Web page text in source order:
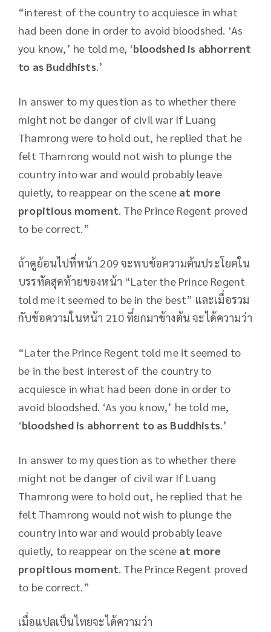
“interest of the country to acquiesce in what
had been done in order to avoid bloodshed. ‘As
you know,’ he told me, ‘bloodshed is abhorrent
to as Buddhists.’
In answer to my question as to whether there
might not be danger of civil war If Luang
Thamrong were to hold out, he replied that he
felt Thamrong would not wish to plunge the
country into war and would probably leave
quietly, to reappear on the scene at more
propitious moment. The Prince Regent proved
to be correct.”
ถ้าดูย้อนไปที่หน้า 209 จะพบข้อความต้นประโยคใน
บรรทัดสุดท้ายของหน้า “Later the Prince Regent
told me it seemed to be in the best” และเมื่อรวม
กับข้อความในหน้า 210 ที่ยกมาข้างต้น จะได้ความว่า
“Later the Prince Regent told me it seemed to
be in the best interest of the country to
acquiesce in what had been done in order to
avoid bloodshed. ‘As you know,’ he told me,
‘bloodshed is abhorrent to as Buddhists.’
In answer to my question as to whether there
might not be danger of civil war If Luang
Thamrong were to hold out, he replied that he
felt Thamrong would not wish to plunge the
country into war and would probably leave
quietly, to reappear on the scene at more
propitious moment. The Prince Regent proved
to be correct.”
เมื่อแปลเป็นไทยจะได้ความว่า